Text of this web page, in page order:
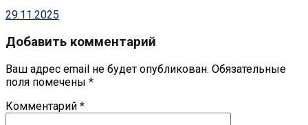
29.11.2025
Добавить комментарий
Ваш адрес email не будет опубликован. Обязательные
поля помечены *
Комментарий *